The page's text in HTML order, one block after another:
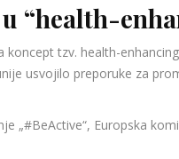
“health-
tzv. health-
usvojilo preporuke za
„#BeActive“, Europska